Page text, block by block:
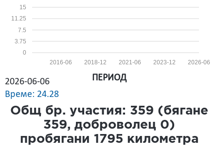
0
3.75
7.5
11.25
15
2026-06
2023-12
2021-06
2018-12
2016-06
2026-06-06
Време: 24.28
ПЕРИОД
Общ бр. участия: 359 (бягане
359, доброволец 0)
пробягани 1795 километра